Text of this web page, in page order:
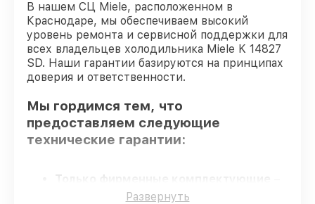
В нашем СЦ Miele, расположенном в
Краснодаре, мы обеспечиваем высокий
уровень ремонта и сервисной поддержки для
всех владельцев холодильника Miele K 14827
SD. Наши гарантии базируются на принципах
доверия и ответственности.
Мы гордимся тем, что
предоставляем следующие
технические гарантии:
Только фирменные комплектующие
гарантируем использование фирменных
Развернуть